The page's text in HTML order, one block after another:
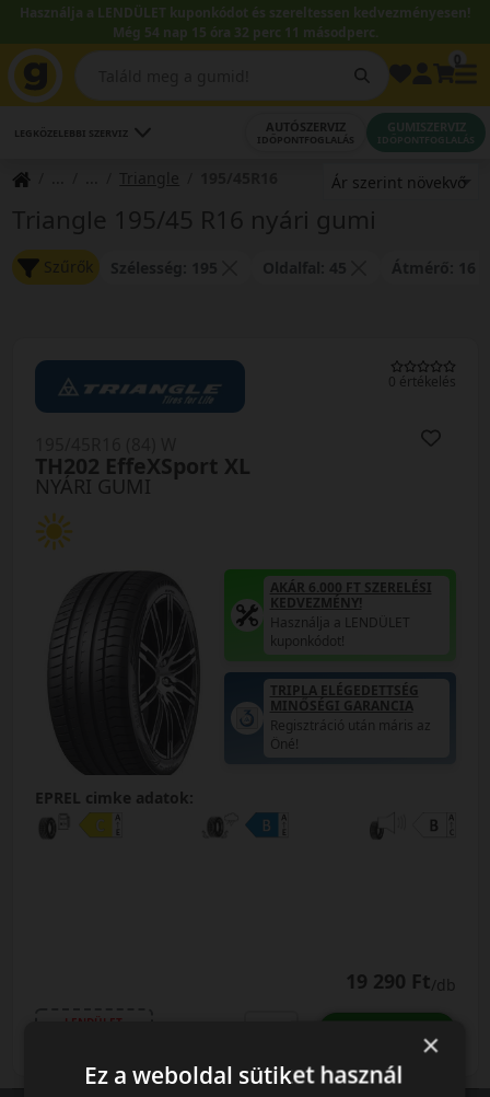
Használja a LENDÜLET kuponkódot és szereltessen kedvezményesen!
Még 54 nap 15 óra 32 perc 11 másodperc.
LEGKÖZELEBBI SZERVIZ AUTÓSZERVIZ
IDŐPONTFOGLALÁS
GUMISZERVIZ
IDŐPONTFOGLALÁS
Triangle
Triangle 195/45 R16 nyári gumi
Szűrők
0 értékelés
NYÁRI GUMI
TH202 EffeXSport XL
AKÁR 6.000 FT SZERELÉSI
KEDVEZMÉNY!
Használja a LENDÜLET
kuponkódot!
TRIPLA ELÉGEDETTSÉG
MINŐSÉGI GARANCIA
Regisztráció után máris az
Öné!
EPREL cimke adatok:
19 290 Ft/db
LENDÜLET
×
Ez a weboldal sütiket használ